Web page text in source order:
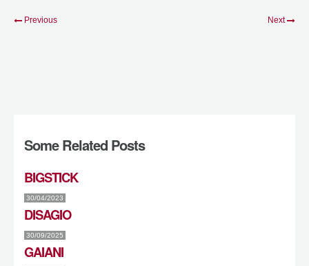
Previous Next
Some Related Posts
BIGSTICK
30/04/2023
DISAGIO
30/09/2025
GAIANI